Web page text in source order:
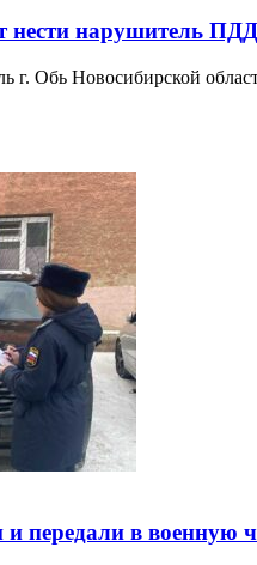
нести нарушитель
г. Обь Новосибирской
передали в военную